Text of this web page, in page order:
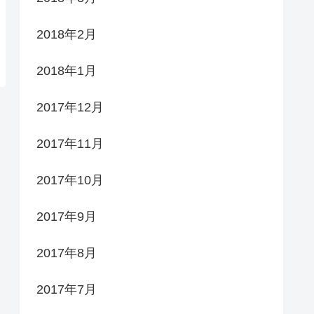
2018年2月
2018年1月
2017年12月
2017年11月
2017年10月
2017年9月
2017年8月
2017年7月